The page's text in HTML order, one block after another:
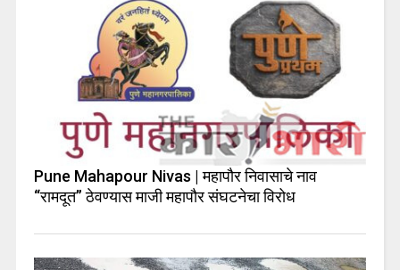
Pune Mahapour Nivas | महापौर निवासाचे नाव
“रामदूत” ठेवण्यास माजी महापौर संघटनेचा विरोध